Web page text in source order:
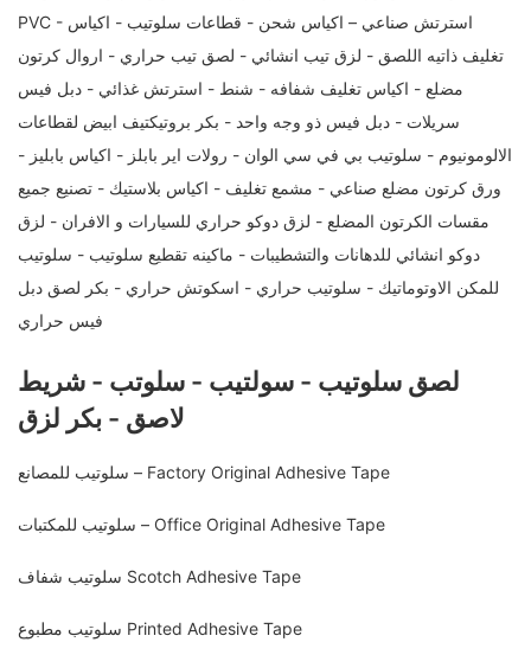
PVC - استرتش صناعي – اكياس شحن - قطاعات سلوتيب - اكياس
تغليف ذاتيه اللصق - لزق تيب انشائي - لصق تيب حراري - اروال كرتون
مضلع - اكياس تغليف شفافه - شنط - استرتش غذائي - دبل فيس
سريلات - دبل فيس ذو وجه واحد - بكر بروتيكتيف ابيض لقطاعات
الالومونيوم - سلوتيب بي في سي الوان - رولات اير بابلز - اكياس بابليز -
ورق كرتون مضلع صناعي - مشمع تغليف - اكياس بلاستيك - تصنيع جميع
مقسات الكرتون المضلع - لزق دوكو حراري للسيارات و الافران - لزق
دوكو انشائي للدهانات والتشطيبات - ماكينه تقطيع سلوتيب - سلوتيب
للمكن الاوتوماتيك - سلوتيب حراري - اسكوتش حراري - بكر لصق دبل
فيس حراري
لصق سلوتيب - سولتيب - سلوتب - شريط
لاصق - بكر لزق
سلوتيب للمصانع – Factory Original Adhesive Tape
سلوتيب للمكتبات – Office Original Adhesive Tape
سلوتيب شفاف Scotch Adhesive Tape
سلوتيب مطبوع Printed Adhesive Tape